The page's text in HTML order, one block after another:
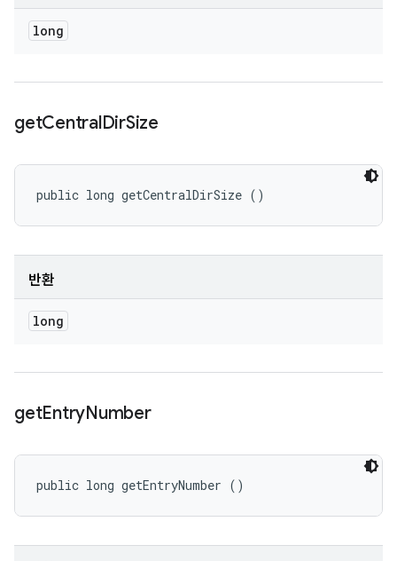
long
getCentralDirSize
public long getCentralDirSize ()
반환
long
getEntryNumber
public long getEntryNumber ()